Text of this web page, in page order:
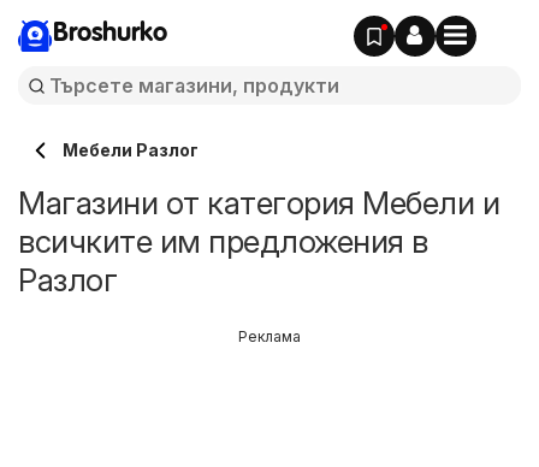
Broshurko
Мебели Разлог
Магазини от категория Мебели и
всичките им предложения в
Разлог
Реклама